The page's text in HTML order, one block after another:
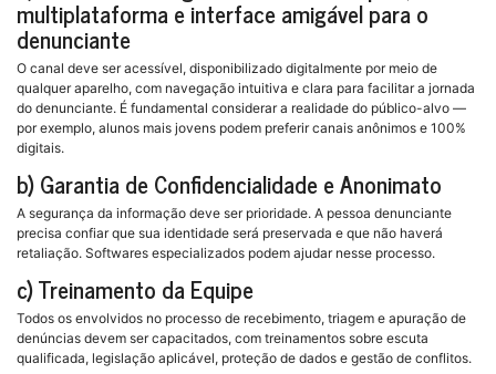
multiplataforma e interface amigável para o
denunciante
O canal deve ser acessível, disponibilizado digitalmente por meio de
qualquer aparelho, com navegação intuitiva e clara para facilitar a jornada
do denunciante. É fundamental considerar a realidade do público-alvo —
por exemplo, alunos mais jovens podem preferir canais anônimos e 100%
digitais.
b) Garantia de Confidencialidade e Anonimato
A segurança da informação deve ser prioridade. A pessoa denunciante
precisa confiar que sua identidade será preservada e que não haverá
retaliação. Softwares especializados podem ajudar nesse processo.
c) Treinamento da Equipe
Todos os envolvidos no processo de recebimento, triagem e apuração de
denúncias devem ser capacitados, com treinamentos sobre escuta
qualificada, legislação aplicável, proteção de dados e gestão de conflitos.